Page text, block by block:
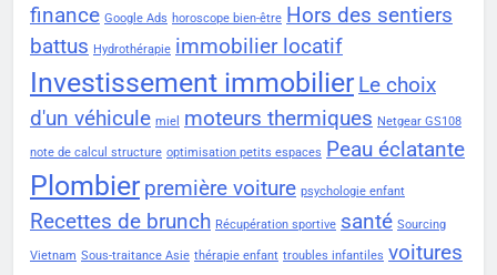
finance Google Ads horoscope bien-être Hors des sentiers
battus Hydrothérapie immobilier locatif
Investissement immobilier Le choix
d'un véhicule miel moteurs thermiques Netgear GS108
note de calcul structure optimisation petits espaces Peau éclatante
Plombier première voiture psychologie enfant
Recettes de brunch Récupération sportive santé Sourcing
Vietnam Sous-traitance Asie thérapie enfant troubles infantiles voitures